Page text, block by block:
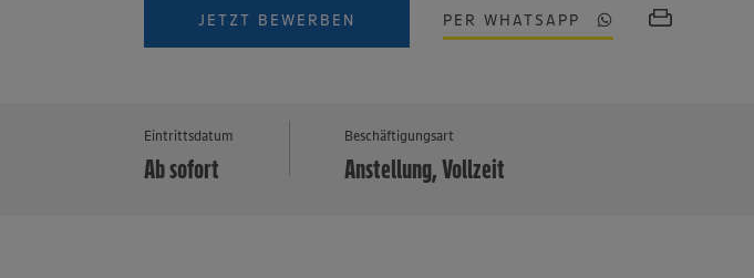
JETZT BEWERBEN PER WHATSAPP
Eintrittsdatum
Ab sofort
Beschäftigungsart
Anstellung, Vollzeit